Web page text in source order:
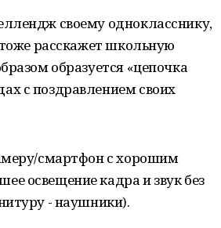
своему однокласснику,
расскажет школьную
образуется «цепочка
с поздравлением своих
смартфон с хорошим
освещение кадра и звук без
- наушники).